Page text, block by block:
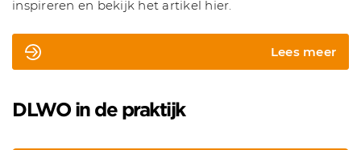
inspireren en bekijk het artikel hier.
Lees meer
DLWO in de praktijk